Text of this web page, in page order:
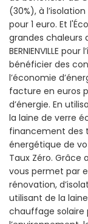
(30%), à
pour 1 euro. Et
grandes chaleurs
BERNIENVILLE
bénéficier des
l’économie
facture en euros
d’énergie. En
la laine de verre
financement des
énergétique de
Taux Zéro. Grâce
vous permet par
rénovation,
utilisant de la
chauffage solaire